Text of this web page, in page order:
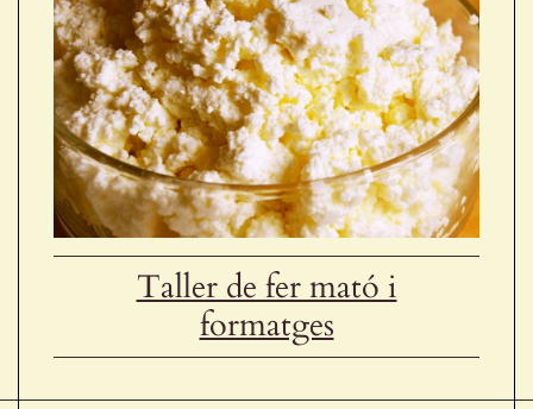
Taller de fer mató i
formatges